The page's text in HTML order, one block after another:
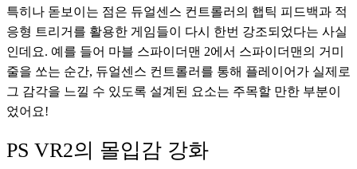
특히나 돋보이는 점은 듀얼센스 컨트롤러의 햅틱 피드백과 적
응형 트리거를 활용한 게임들이 다시 한번 강조되었다는 사실
인데요. 예를 들어 마블 스파이더맨 2에서 스파이더맨의 거미
줄을 쏘는 순간, 듀얼센스 컨트롤러를 통해 플레이어가 실제로
그 감각을 느낄 수 있도록 설계된 요소는 주목할 만한 부분이
었어요!
PS VR2의 몰입감 강화